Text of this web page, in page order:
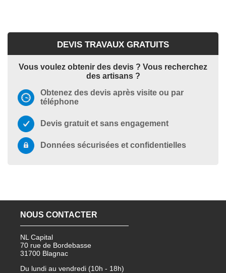
DEVIS TRAVAUX GRATUITS
Vous voulez obtenir des devis ? Vous recherchez
des artisans ?
Obtenez des devis après visite ou par
téléphone
Devis gratuit et sans engagement
Données sécurisées et confidentielles
NOUS CONTACTER
NL Capital
70 rue de Bordebasse
31700 Blagnac
Du lundi au vendredi (10h - 18h)